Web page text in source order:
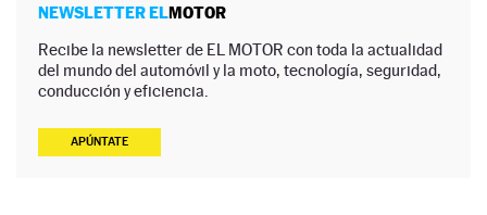
NEWSLETTER ELMOTOR
Recibe la newsletter de EL MOTOR con toda la actualidad
del mundo del automóvil y la moto, tecnología, seguridad,
conducción y eficiencia.
APÚNTATE